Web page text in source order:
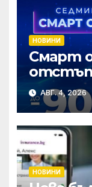
НОВИНИ
Смарт
през
АВГ. 4, 2026
НОВИНИ